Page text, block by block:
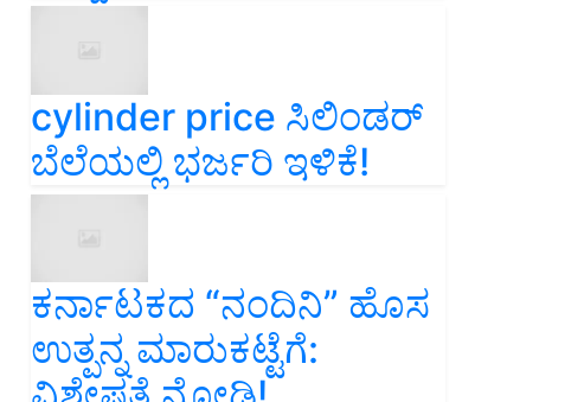
cylinder price ಸಿಲಿಂಡರ್‌
ಬೆಲೆಯಲ್ಲಿ ಭರ್ಜರಿ ಇಳಿಕೆ!
ಕರ್ನಾಟಕದ “ನಂದಿನಿ” ಹೊಸ
ಉತ್ಪನ್ನ ಮಾರುಕಟ್ಟೆಗೆ: